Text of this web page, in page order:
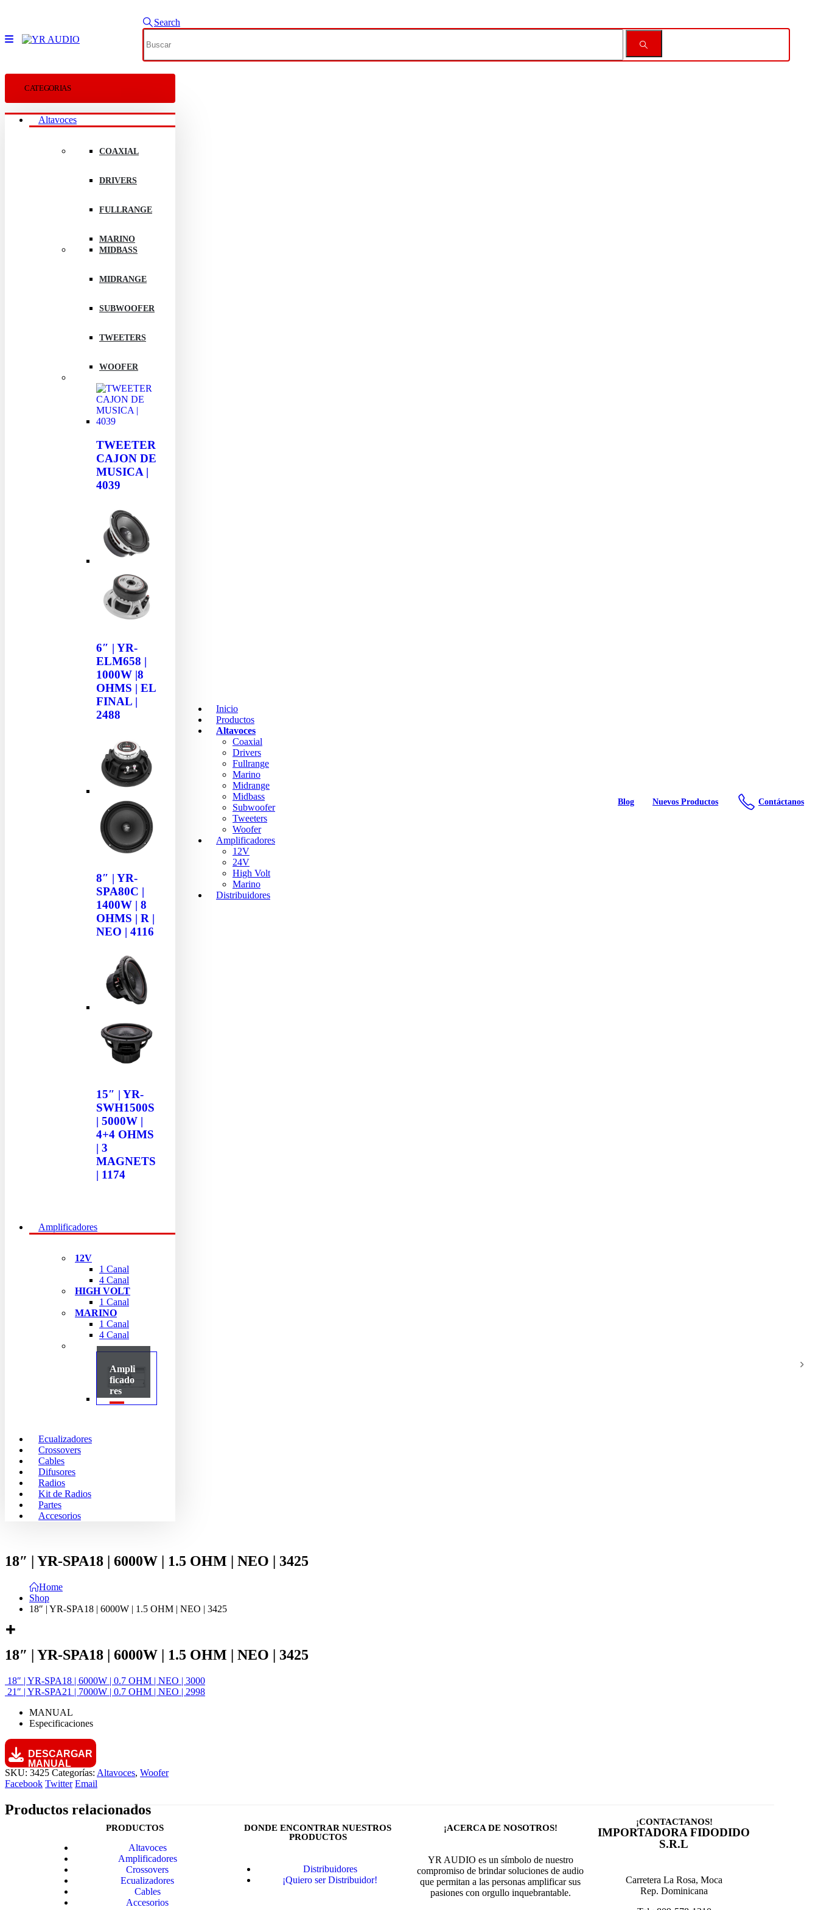
Search
CATEGORIAS
Altavoces
COAXIAL
DRIVERS
FULLRANGE
MARINO
MIDBASS
MIDRANGE
SUBWOOFER
TWEETERS
WOOFER
TWEETER
CAJON DE
MUSICA |
4039
6″ | YR-
ELM658 |
1000W |8
OHMS | EL
FINAL |
2488
8″ | YR-
SPA80C |
1400W | 8
OHMS | R |
NEO | 4116
15″ | YR-
SWH1500S
| 5000W |
4+4 OHMS
| 3
MAGNETS
| 1174
Amplificadores
12V
1 Canal
4 Canal
HIGH VOLT
1 Canal
MARINO
1 Canal
4 Canal
Ampli
ficado
res
Ecualizadores
Crossovers
Cables
Difusores
Radios
Kit de Radios
Partes
Accesorios
Inicio
Productos
Altavoces
Coaxial
Drivers
Fullrange
Marino
Midrange
Midbass
Subwoofer
Tweeters
Woofer
Amplificadores
12V
24V
High Volt
Marino
Distribuidores
Blog Nuevos Productos Contáctanos
18″ | YR-SPA18 | 6000W | 1.5 OHM | NEO | 3425
Home
Shop
18″ | YR-SPA18 | 6000W | 1.5 OHM | NEO | 3425
18″ | YR-SPA18 | 6000W | 1.5 OHM | NEO | 3425
18″ | YR-SPA18 | 6000W | 0.7 OHM | NEO | 3000
21″ | YR-SPA21 | 7000W | 0.7 OHM | NEO | 2998
MANUAL
Especificaciones
DESCARGAR
MANUAL
SKU: 3425 Categorías: Altavoces, Woofer
Facebook Twitter Email
Productos relacionados
PRODUCTOS
Altavoces
Amplificadores
Crossovers
Ecualizadores
Cables
Accesorios
DONDE ENCONTRAR NUESTROS
PRODUCTOS
Distribuidores
¡Quiero ser Distribuidor!
¡ACERCA DE NOSOTROS!
YR AUDIO es un símbolo de nuestro
compromiso de brindar soluciones de audio
que permitan a las personas amplificar sus
pasiones con orgullo inquebrantable.
¡CONTACTANOS!
IMPORTADORA FIDODIDO
S.R.L
Carretera La Rosa, Moca
Rep. Dominicana